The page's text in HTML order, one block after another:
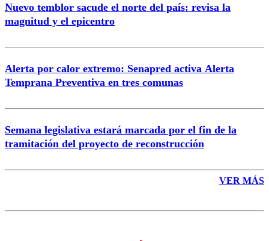
Nuevo temblor sacude el norte del país: revisa la
magnitud y el epicentro
Alerta por calor extremo: Senapred activa Alerta
Temprana Preventiva en tres comunas
Semana legislativa estará marcada por el fin de la
tramitación del proyecto de reconstrucción
VER MÁS